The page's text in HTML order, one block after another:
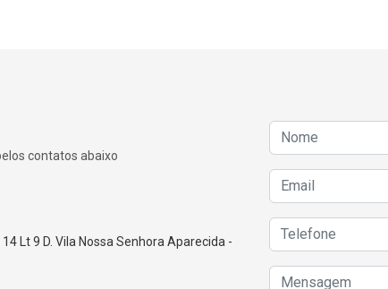
contatos abaixo
Lt 9 D. Vila Nossa Senhora Aparecida -